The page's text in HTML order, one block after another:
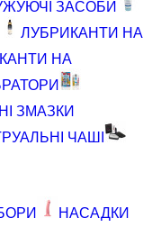
ЗАСОБИ
ЛУБРИКАНТИ НА
НА
ЗМАЗКИ
ЧАШІ
НАСАДКИ